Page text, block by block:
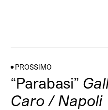
PROSSIMO
“Parabasi”
Caro / Napoli